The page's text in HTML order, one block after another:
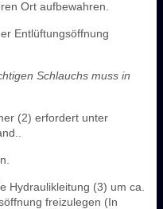
Ort aufbewahren.
Entlüftungsöffnung
Schlauchs muss in
(2) erfordert unter
Hydraulikleitung (3) um ca.
freizulegen (In